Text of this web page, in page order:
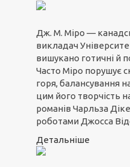
Дж. М. Міро —
викладач
вишукано готичні й
Часто Міро порушує
горя, балансування
цим його творчість
романів Чарльза
роботами Джосса
Детальніше